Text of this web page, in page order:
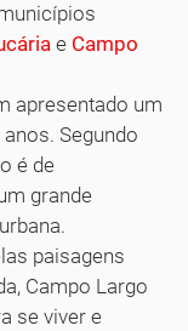
e Campo
apresentado um
Segundo
é de
grande
paisagens
Campo Largo
se viver e